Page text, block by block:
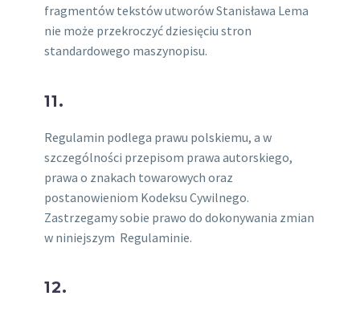
fragmentów tekstów utworów Stanisława Lema
nie może przekroczyć dziesięciu stron
standardowego maszynopisu.
11.
Regulamin podlega prawu polskiemu, a w
szczególności przepisom prawa autorskiego,
prawa o znakach towarowych oraz
postanowieniom Kodeksu Cywilnego.
Zastrzegamy sobie prawo do dokonywania zmian
w niniejszym Regulaminie.
12.